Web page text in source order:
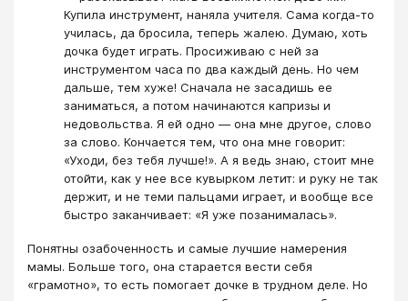
Купила инструмент, наняла учителя. Сама когда-то
училась, да бросила, теперь жалею. Думаю, хоть
дочка будет играть. Просиживаю с ней за
инструментом часа по два каждый день. Но чем
дальше, тем хуже! Сначала не засадишь ее
заниматься, а потом начинаются капризы и
недовольства. Я ей одно — она мне другое, слово
за слово. Кончается тем, что она мне говорит:
«Уходи, без тебя лучше!». А я ведь знаю, стоит мне
отойти, как у нее все кувырком летит: и руку не так
держит, и не теми пальцами играет, и вообще все
быстро заканчивает: «Я уже позанималась».
Понятны озабоченность и самые лучшие намерения
мамы. Больше того, она старается вести себя
«грамотно», то есть помогает дочке в трудном деле. Но